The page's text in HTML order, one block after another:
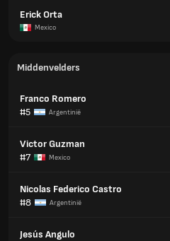
Erick Orta
Mexico
Middenvelders
Franco Romero
#5
Argentinië
Victor Guzman
#7
Mexico
Nicolas Federico Castro
#8
Argentinië
Jesús Angulo